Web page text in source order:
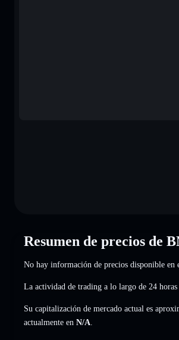
Resumen de precios de
No hay información de precios disponible en
La actividad de trading a lo largo de 24
Su capitalización de mercado actual es
actualmente en N/A